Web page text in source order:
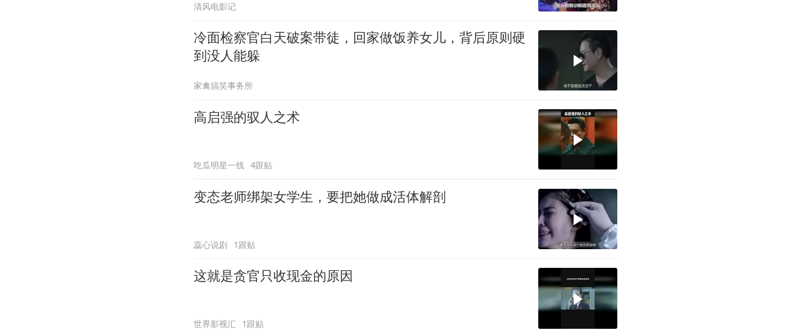
清风电影记
冷面检察官白天破案带徒，回家做饭养女儿，背后原则硬
到没人能躲
家禽搞笑事务所
高启强的驭人之术
吃瓜明星一线 4跟贴
变态老师绑架女学生，要把她做成活体解剖
蕊心说剧 1跟贴
这就是贪官只收现金的原因
世界影视汇 1跟贴